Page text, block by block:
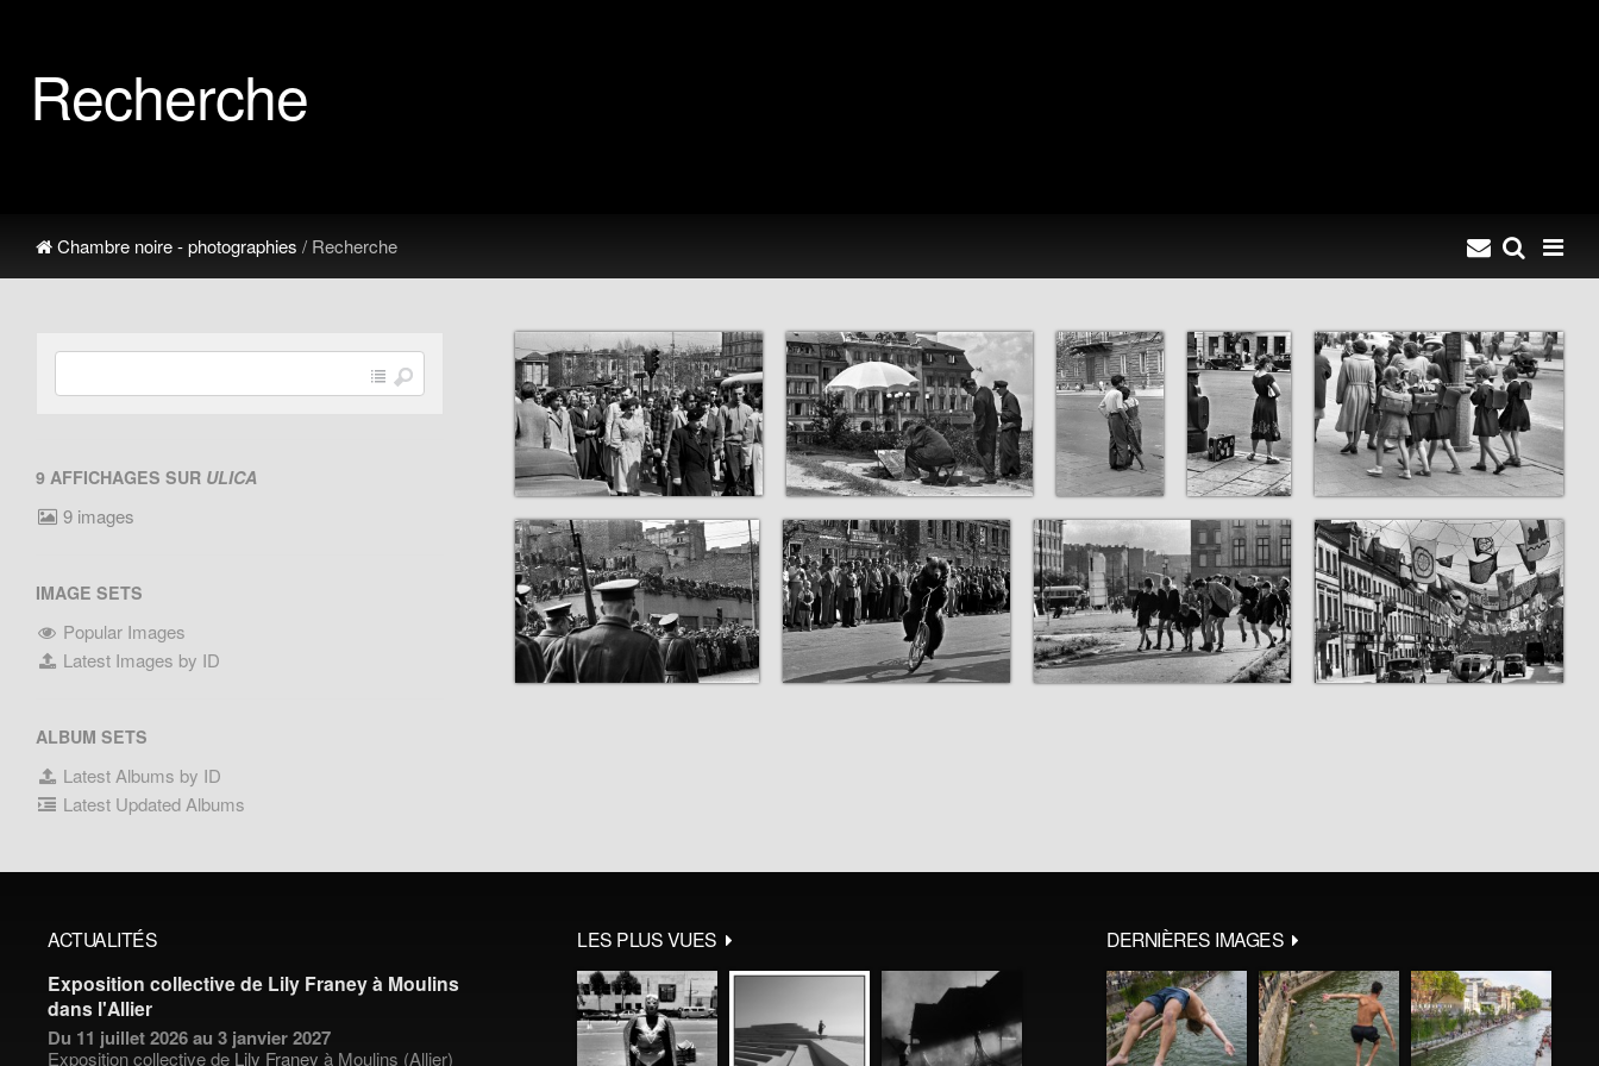
Recherche
Chambre noire - photographies / Recherche
9 AFFICHAGES SUR ULICA
9 images
IMAGE SETS
Popular Images
Latest Images by ID
ALBUM SETS
Latest Albums by ID
Latest Updated Albums
ACTUALITÉS
Exposition collective de Lily Franey à Moulins
dans l'Allier
Du 11 juillet 2026 au 3 janvier 2027
Exposition collective de Lily Franey à Moulins (Allier)
LES PLUS VUES DERNIÈRES IMAGES